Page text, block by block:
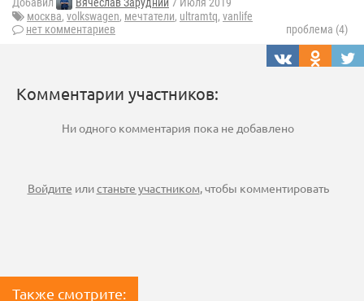
Добавил Вячеслав Зарудний 7 Июля 2019
москва, volkswagen, мечтатели, ultramtq, vanlife
нет комментариев
проблема (4)
Комментарии участников:
Ни одного комментария пока не добавлено
Войдите илистаньте участником, чтобы комментировать
Также смотрите: